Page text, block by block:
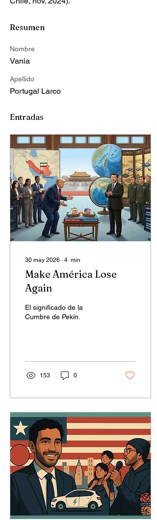
Resumen
Nombre
Vania
Apellido
Portugal Larco
Entradas
30 may 2026 ∙ 4 min
Make América Lose
Again
El significado de la
Cumbre de Pekín.
153 0